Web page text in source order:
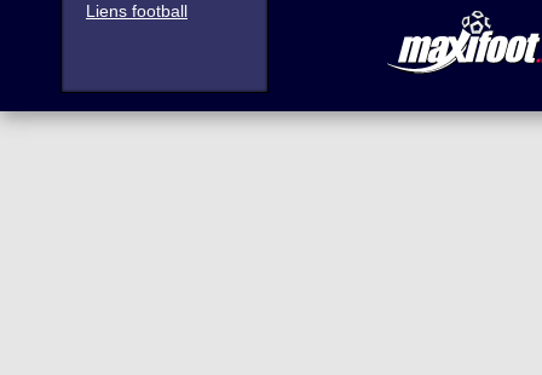
Liens football